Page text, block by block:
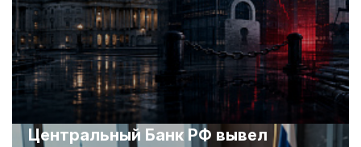
Центральный Банк РФ вывел